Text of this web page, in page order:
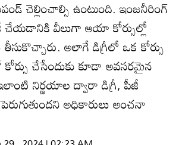
చెల్లించాల్సి ఉంటుంది. ఇంజనీరింగ్‌
చేయడానికి వీలుగా ఆయా కోర్సుల్లో
అలాగే డిగ్రీలో ఒక కోర్సు
చేసేందుకు కూడా అవసరమైన
నిర్ణయాల ద్వారా డిగ్రీ, పీజీ
అధికారులు అంచనా